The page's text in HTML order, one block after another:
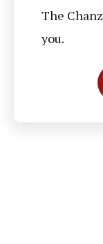
The
you.